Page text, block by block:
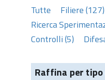
Tutte Filiere (127)
Ricerca
Controlli (5)
Raffina per